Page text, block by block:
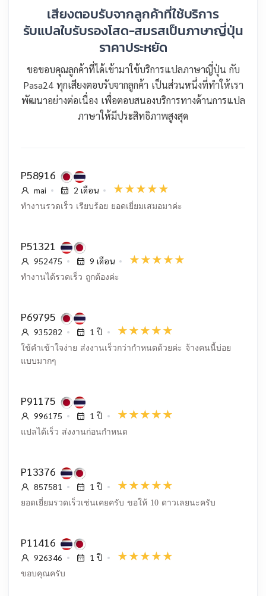
เสียงตอบรับจากลูกค้าที่ใช้บริการ
รับแปลใบรับรองโสด-สมรสเป็นภาษาญี่ปุ่น
ราคาประหยัด
ขอขอบคุณลูกค้าที่ได้เข้ามาใช้บริการแปลภาษาญี่ปุ่น กับ
Pasa24 ทุกเสียงตอบรับจากลูกค้า เป็นส่วนหนึ่งที่ทำให้เรา
พัฒนาอย่างต่อเนื่อง เพื่อตอบสนองบริการทางด้านการแปล
ภาษาให้มีประสิทธิภาพสูงสุด
P58916
mai 2 เดือน
ทำงานรวดเร็ว เรียบร้อย ยอดเยี่ยมเสมอมาค่ะ
P51321
952475 9 เดือน
ทำงานได้รวดเร็ว ถูกต้องค่ะ
P69795
935282 1 ปี
ใข้คำเข้าใจง่าย ส่งงานเร็วกว่ากำหนดด้วยค่ะ จ้างคนนี้บ่อย
แบบมากๆ
P91175
996175 1 ปี
แปลได้เร็ว ส่งงานก่อนกำหนด
P13376
857581 1 ปี
ยอดเยี่ยมรวดเร็วเช่นเคยครับ ขอให้ 10 ดาวเลยนะครับ
P11416
926346 1 ปี
ขอบคุณครับ